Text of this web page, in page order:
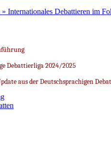
Internationales Debattieren im
Debattierliga 2024/2025
aus der Deutschsprachigen